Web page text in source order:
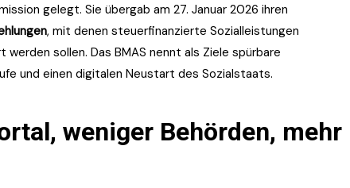
gelegt. Sie übergab am 27. Januar 2026 ihren
, mit denen steuerfinanzierte Sozialleistungen
sollen. Das BMAS nennt als Ziele spürbare
und einen digitalen Neustart des Sozialstaats.
weniger Behörden, mehr